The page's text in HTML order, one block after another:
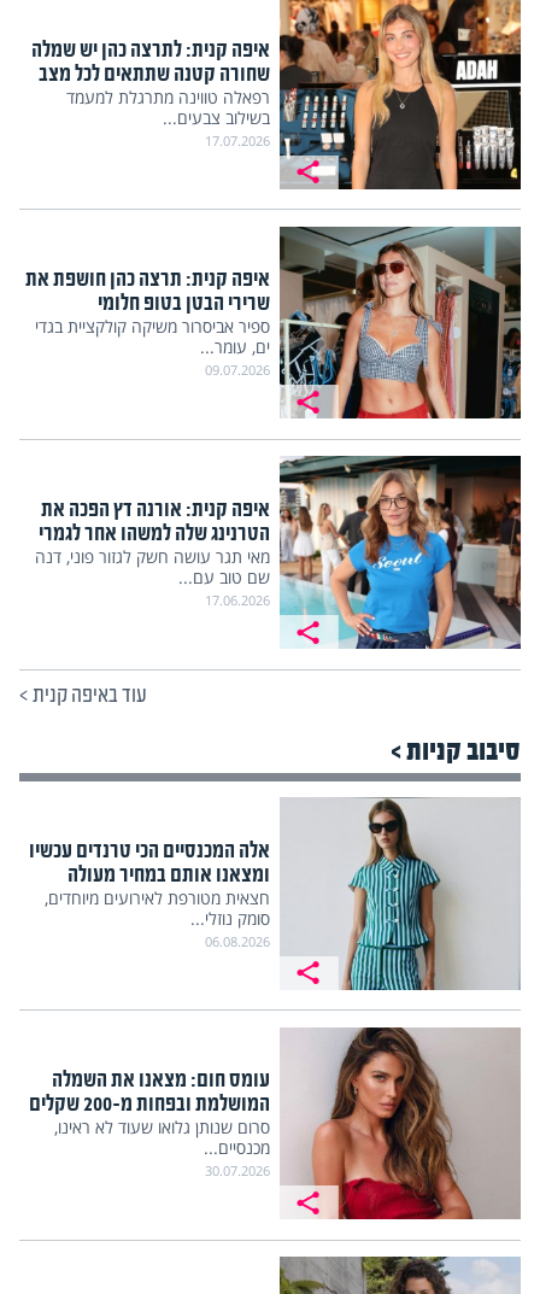
איפה קנית: לתרצה כהן יש שמלה
שחורה קטנה שתתאים לכל מצב
רפאלה טווינה מתרגלת למעמד
בשילוב צבעים...
17.07.2026
איפה קנית: תרצה כהן חושפת את
שרירי הבטן בטופ חלומי
ספיר אביסרור משיקה קולקציית בגדי
ים, עומר...
09.07.2026
איפה קנית: אורנה דץ הפכה את
הטרנינג שלה למשהו אחר לגמרי
מאי תגר עושה חשק לגזור פוני, דנה
שם טוב עם...
17.06.2026
עוד באיפה קנית>
סיבוב קניות >
אלה המכנסיים הכי טרנדים עכשיו
ומצאנו אותם במחיר מעולה
חצאית מטורפת לאירועים מיוחדים,
סומק נוזלי...
06.08.2026
עומס חום: מצאנו את השמלה
המושלמת ובפחות מ-200 שקלים
סרום שנותן גלואו שעוד לא ראינו,
מכנסיים...
30.07.2026